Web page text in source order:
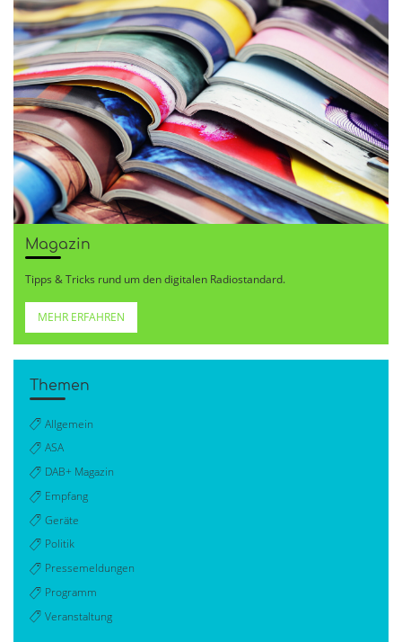
Magazin
Tipps & Tricks rund um den digitalen Radiostandard.
MEHR ERFAHREN
Themen
Allgemein
ASA
DAB+ Magazin
Empfang
Geräte
Politik
Pressemeldungen
Programm
Veranstaltung